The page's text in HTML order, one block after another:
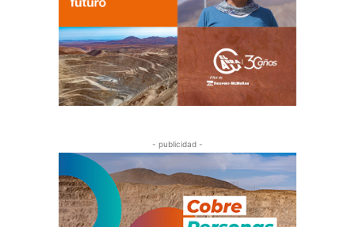
- publicidad -